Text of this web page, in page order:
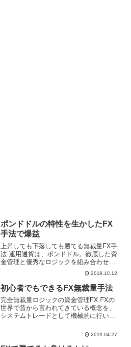
ポンドドルの特性を生かしたFX
手法で爆益
上昇しても下落しても勝てる無裁量FX手
法 運用通貨は、ポンドドル。徹底した資
金管理と優秀なロジックを組み合わせた
完全無裁量のハイブリッドFXです。過去
の成績（記事）は上記をクリック！ ポン
ドドルに特化した無裁量FXロジック ＜１
０月７日から...
2019.10.12
初心者でもできるFX無裁量手法
完全無裁量ロジックの資金管理FX FXの
世界で昔から言われてきている概念を、
システムトレードとして機械的に行い、
し、損切りが数回続いても破たんしない
2019.04.27